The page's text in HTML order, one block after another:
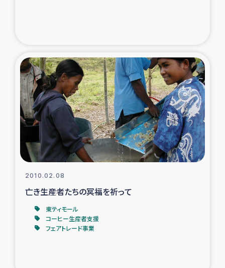
2010.02.08
亡き生産者たちの冥福を祈って
東ティモール
コーヒー生産者支援
フェアトレード事業